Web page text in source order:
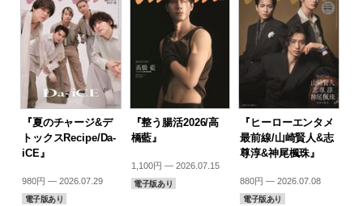
『夏のチャージ&デ
トックスRecipe/Da-
iCE』
980円 — 2026.07.29
電子版あり
『整う腸活2026/高
橋藍』
1,100円 — 2026.07.15
電子版あり
『ヒーローエンタメ
最前線/山崎賢人&志
尊淳&神尾楓珠』
880円 — 2026.07.08
電子版あり